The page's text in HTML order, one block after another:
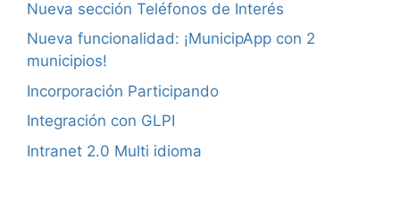
Nueva sección Teléfonos de Interés
Nueva funcionalidad: ¡MunicipApp con 2
municipios!
Incorporación Participando
Integración con GLPI
Intranet 2.0 Multi idioma